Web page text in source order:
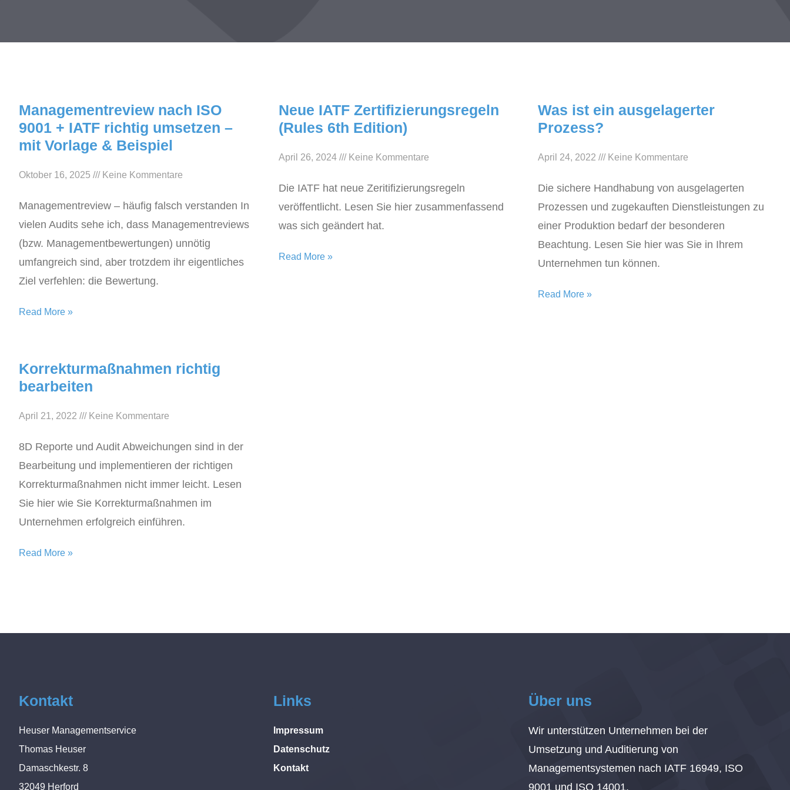
Managementreview nach ISO
9001 + IATF richtig umsetzen –
mit Vorlage & Beispiel
Oktober 16, 2025 Keine Kommentare
Managementreview – häufig falsch verstanden In
vielen Audits sehe ich, dass Managementreviews
(bzw. Managementbewertungen) unnötig
umfangreich sind, aber trotzdem ihr eigentliches
Ziel verfehlen: die Bewertung.
Read More »
Neue IATF Zertifizierungsregeln
(Rules 6th Edition)
April 26, 2024 Keine Kommentare
Die IATF hat neue Zeritifizierungsregeln
veröffentlicht. Lesen Sie hier zusammenfassend
was sich geändert hat.
Read More »
Was ist ein ausgelagerter
Prozess?
April 24, 2022 Keine Kommentare
Die sichere Handhabung von ausgelagerten
Prozessen und zugekauften Dienstleistungen zu
einer Produktion bedarf der besonderen
Beachtung. Lesen Sie hier was Sie in Ihrem
Unternehmen tun können.
Read More »
Korrekturmaßnahmen richtig
bearbeiten
April 21, 2022 Keine Kommentare
8D Reporte und Audit Abweichungen sind in der
Bearbeitung und implementieren der richtigen
Korrekturmaßnahmen nicht immer leicht. Lesen
Sie hier wie Sie Korrekturmaßnahmen im
Unternehmen erfolgreich einführen.
Read More »
Kontakt
Heuser Managementservice
Thomas Heuser
Damaschkestr. 8
32049 Herford
Links
Impressum
Datenschutz
Kontakt
Über uns
Wir unterstützen Unternehmen bei der
Umsetzung und Auditierung von
Managementsystemen nach IATF 16949, ISO
9001 und ISO 14001.